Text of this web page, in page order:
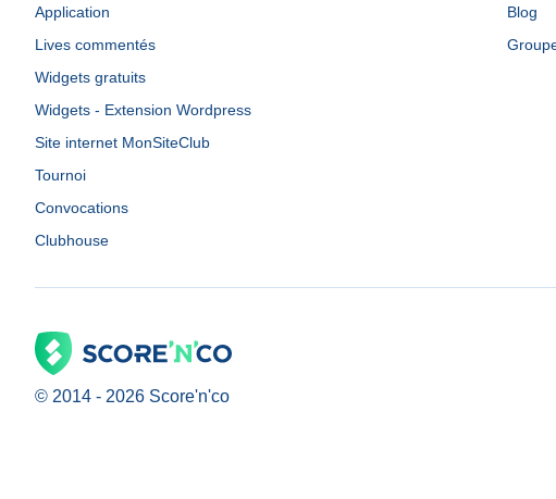
Application
Lives commentés
Widgets gratuits
Widgets - Extension Wordpress
Site internet MonSiteClub
Tournoi
Convocations
Clubhouse
Blog
© 2014 - 2026 Score'n'co